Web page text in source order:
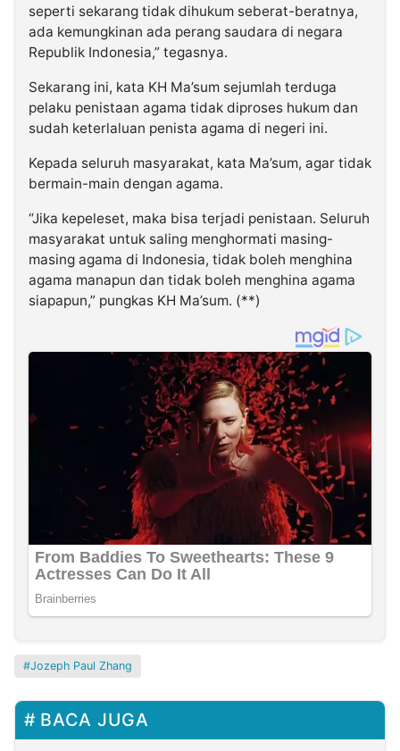
seperti sekarang tidak dihukum seberat-beratnya,
ada kemungkinan ada perang saudara di negara
Republik Indonesia,” tegasnya.
Sekarang ini, kata KH Ma’sum sejumlah terduga
pelaku penistaan agama tidak diproses hukum dan
sudah keterlaluan penista agama di negeri ini.
Kepada seluruh masyarakat, kata Ma’sum, agar tidak
bermain-main dengan agama.
“Jika kepeleset, maka bisa terjadi penistaan. Seluruh
masyarakat untuk saling menghormati masing-
masing agama di Indonesia, tidak boleh menghina
agama manapun dan tidak boleh menghina agama
siapapun,” pungkas KH Ma’sum. (**)
Jozeph Paul Zhang
BACA JUGA